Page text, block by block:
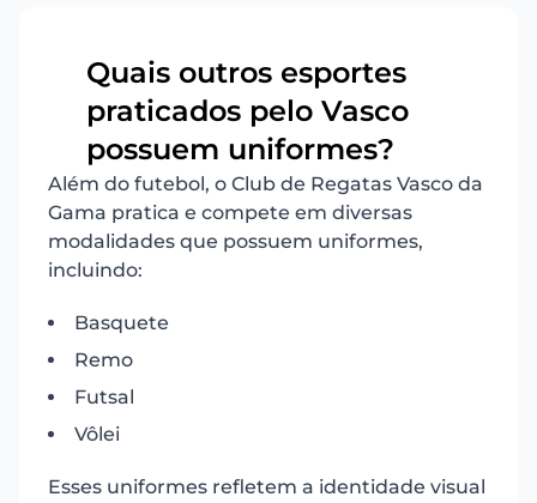
Quais outros esportes
praticados pelo Vasco
possuem uniformes?
Além do futebol, o Club de Regatas Vasco da
Gama pratica e compete em diversas
modalidades que possuem uniformes,
incluindo:
Basquete
Remo
Futsal
Vôlei
Esses uniformes refletem a identidade visual